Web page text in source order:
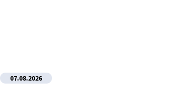
07.08.2026